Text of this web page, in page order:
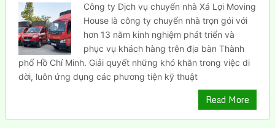
Công ty Dịch vụ chuyển nhà Xá Lợi Moving
House là công ty chuyển nhà trọn gói với
hơn 13 năm kinh nghiệm phát triển và
phục vụ khách hàng trên địa bàn Thành
phố Hồ Chí Minh. Giải quyết những khó khăn trong việc di
dời, luôn ứng dụng các phương tiện kỹ thuật
Read More